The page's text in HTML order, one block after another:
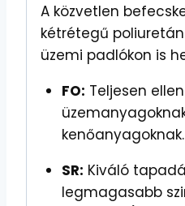
A közvetlen
kétrétegű
üzemi padlókon is
FO: Teljesen
kenőanyagoknak.
SR: Kiváló
legmagasabb